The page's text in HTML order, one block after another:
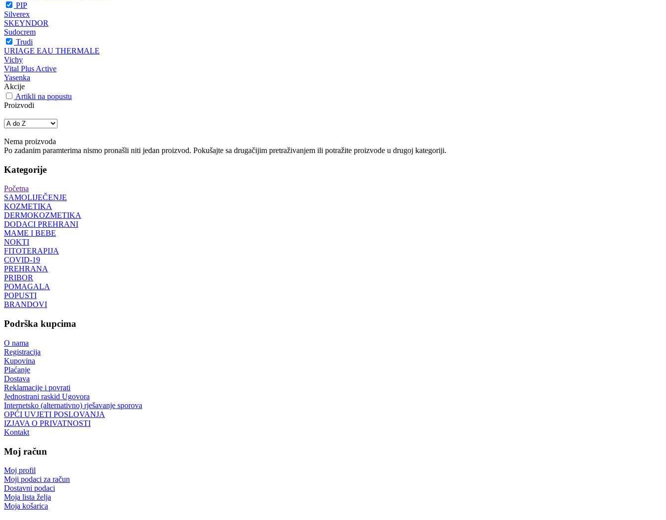
PIP
Silverex
SKEYNDOR
Sudocrem
Trudi
URIAGE EAU THERMALE
Vichy
Vital Plus Active
Yasenka
Akcije
Artikli na popustu
Proizvodi
Nema proizvoda
Po zadanim paramterima nismo pronašli niti jedan proizvod. Pokušajte sa drugačijim pretraživanjem ili potražite proizvode u drugoj kategoriji.
Kategorije
Početna
SAMOLIJEČENJE
KOZMETIKA
DERMOKOZMETIKA
DODACI PREHRANI
MAME I BEBE
NOKTI
FITOTERAPIJA
COVID-19
PREHRANA
PRIBOR
POMAGALA
POPUSTI
BRANDOVI
Podrška kupcima
O nama
Registracija
Kupovina
Plaćanje
Dostava
Reklamacije i povrati
Jednostrani raskid Ugovora
Internetsko (alternativno) rješavanje sporova
OPĆI UVJETI POSLOVANJA
IZJAVA O PRIVATNOSTI
Kontakt
Moj račun
Moj profil
Moji podaci za račun
Dostavni podaci
Moja lista želja
Moja košarica